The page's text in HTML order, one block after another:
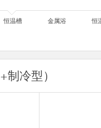
恒温槽 金属浴 恒
冷型）